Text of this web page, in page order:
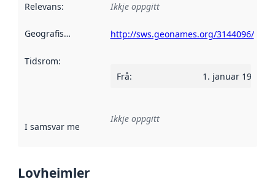
Relevans: Ikkje oppgitt
Geografisk område http://sws.geonames.org/3144096/
Tidsrom:
Frå: 1. januar 1977
I samsvar med Referanse til ei implementeringsregel eller
Ikkje oppgitt
Lovheimler